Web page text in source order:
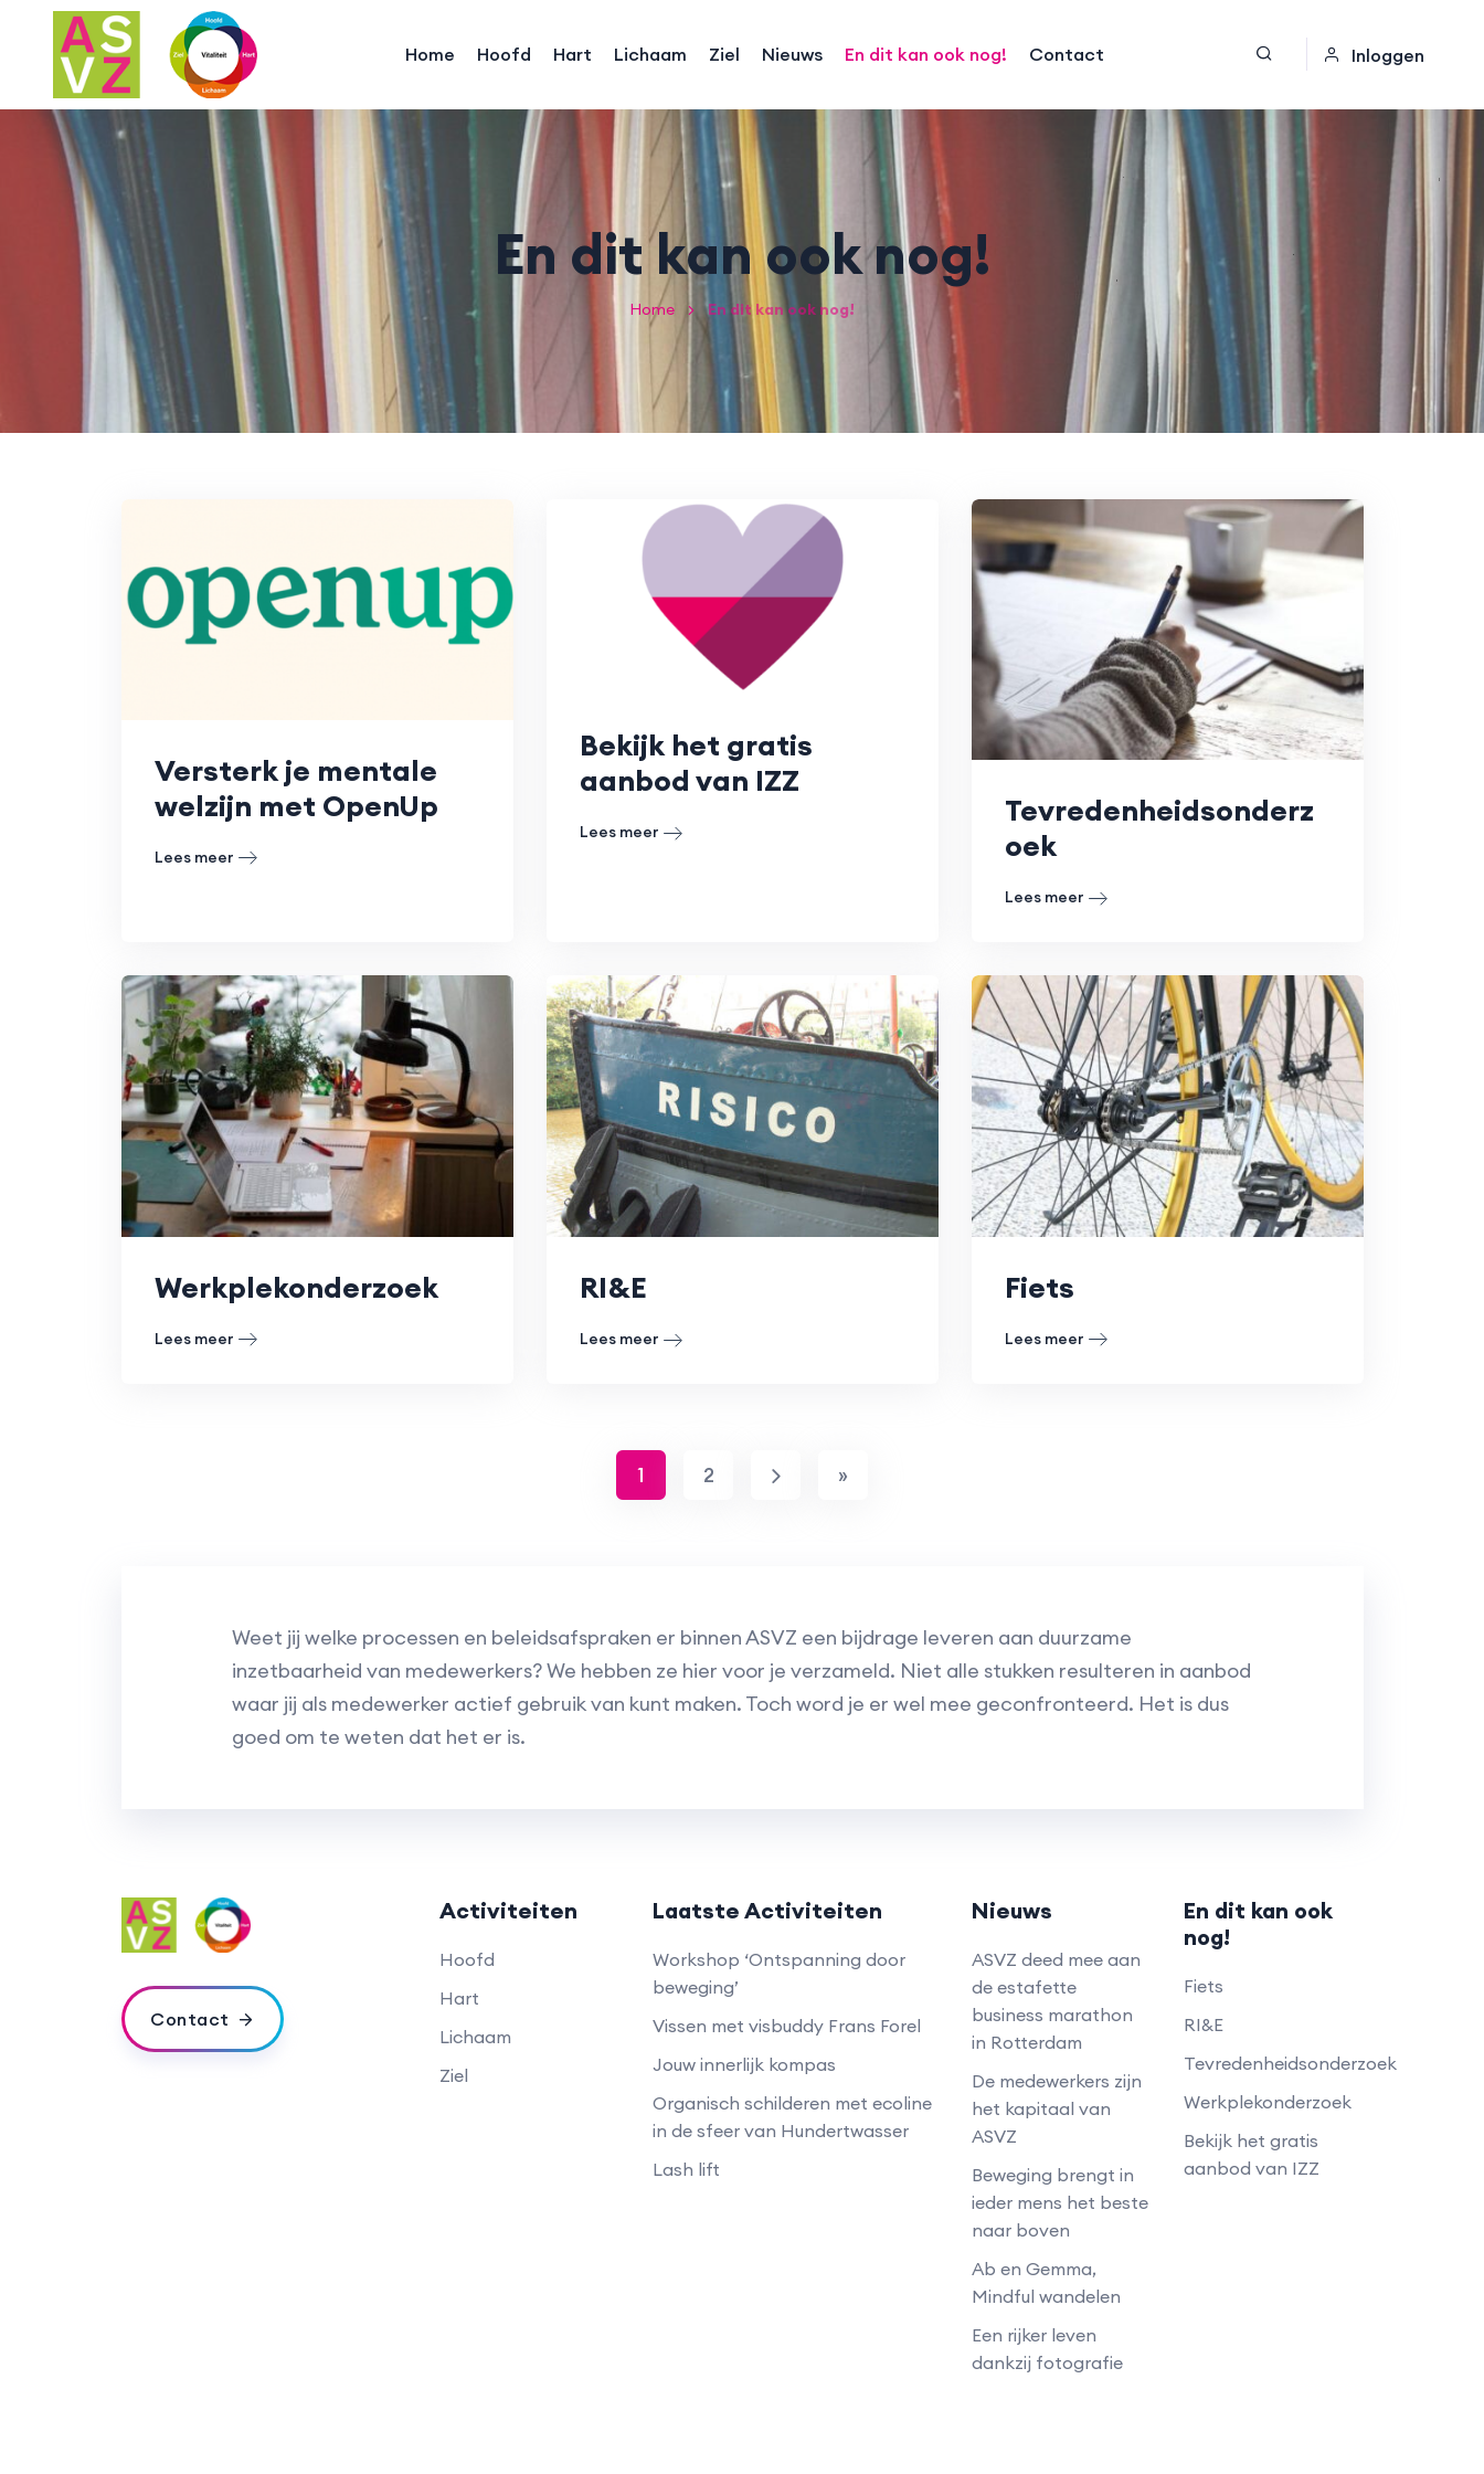
Home Hoofd Hart Lichaam Ziel Nieuws En dit kan ook nog! Contact Inloggen
En dit kan ook nog!
Home En dit kan ook nog!
Versterk je mentale
welzijn met OpenUp
Lees meer
Bekijk het gratis
aanbod van IZZ
Lees meer
Tevredenheidsonderz
oek
Lees meer
Werkplekonderzoek
Lees meer
RI&E
Lees meer
Fiets
Lees meer
1 2 »
Weet jij welke processen en beleidsafspraken er binnen ASVZ een bijdrage leveren aan duurzame
inzetbaarheid van medewerkers? We hebben ze hier voor je verzameld. Niet alle stukken resulteren in aanbod
waar jij als medewerker actief gebruik van kunt maken. Toch word je er wel mee geconfronteerd. Het is dus
goed om te weten dat het er is.
Contact
Activiteiten
Hoofd
Hart
Lichaam
Ziel
Laatste Activiteiten
Workshop ‘Ontspanning door
beweging’
Vissen met visbuddy Frans Forel
Jouw innerlijk kompas
Organisch schilderen met ecoline
in de sfeer van Hundertwasser
Lash lift
Nieuws
ASVZ deed mee aan
de estafette
business marathon
in Rotterdam
De medewerkers zijn
het kapitaal van
ASVZ
Beweging brengt in
ieder mens het beste
naar boven
Ab en Gemma,
Mindful wandelen
Een rijker leven
dankzij fotografie
En dit kan ook
nog!
Fiets
RI&E
Tevredenheidsonderzoek
Werkplekonderzoek
Bekijk het gratis
aanbod van IZZ